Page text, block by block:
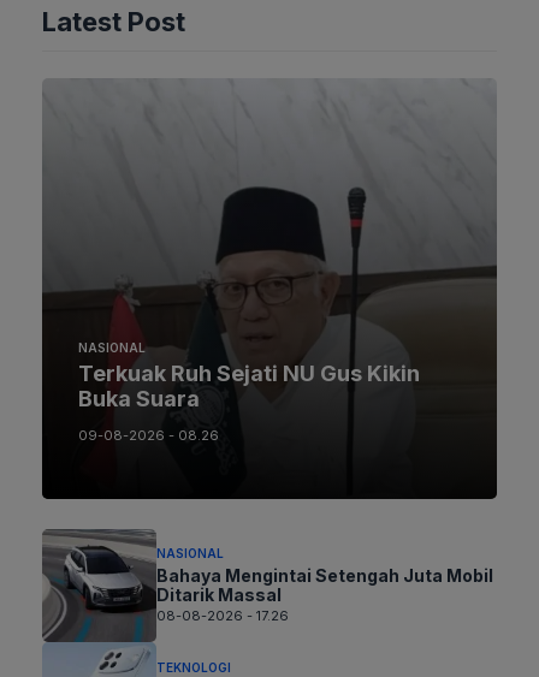
Latest Post
NASIONAL
Terkuak Ruh Sejati NU Gus Kikin
Buka Suara
09-08-2026 - 08.26
NASIONAL
Bahaya Mengintai Setengah Juta Mobil
Ditarik Massal
08-08-2026 - 17.26
TEKNOLOGI